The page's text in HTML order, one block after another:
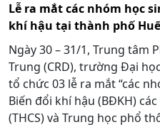
Lễ ra mắt các nhóm học
khí hậu tại thành phố Huế
Ngày 30 – 31/1, Trung tâm
Trung (CRD), trường Đại
tổ chức 03 lễ ra mắt “các
Biến đổi khí hậu (BĐKH)
(THCS) và Trung học phổ